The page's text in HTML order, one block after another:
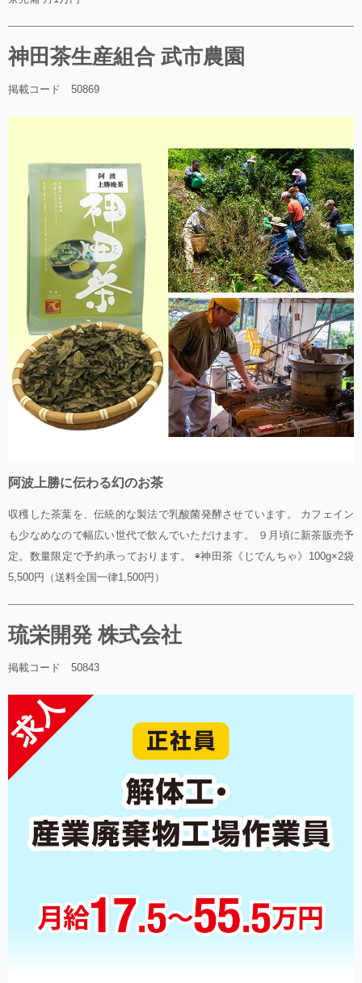
神田茶生産組合 武市農園
掲載コード 50869
阿波上勝に伝わる幻のお茶
収穫した茶葉を、伝統的な製法で乳酸菌発酵させています。 カフェイン
も少なめなので幅広い世代で飲んでいただけます。 ９月頃に新茶販売予
定。数量限定で予約承っております。 ◉神田茶《じでんちゃ》100g×2袋
5,500円（送料全国一律1,500円）
琉栄開発 株式会社
掲載コード 50843